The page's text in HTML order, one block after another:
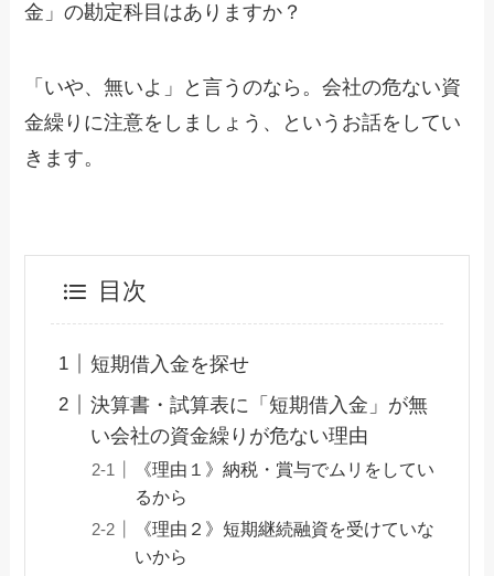
金」の勘定科目はありますか？
「いや、無いよ」と言うのなら。会社の危ない資
金繰りに注意をしましょう、というお話をしてい
きます。
目次
短期借入金を探せ
決算書・試算表に「短期借入金」が無
い会社の資金繰りが危ない理由
《理由１》納税・賞与でムリをしてい
るから
《理由２》短期継続融資を受けていな
いから